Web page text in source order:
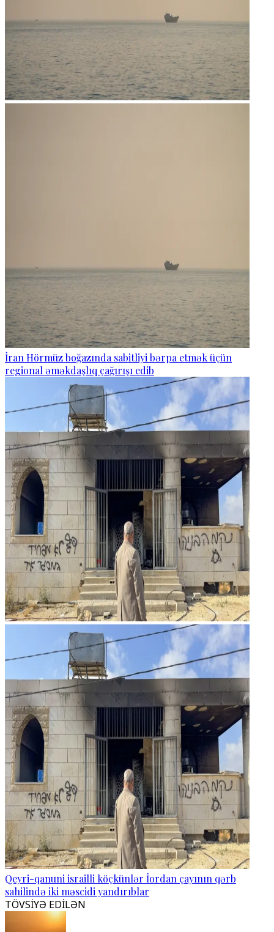
İran Hörmüz boğazında sabitliyi bərpa etmək üçün
regional əməkdaşlıq çağırışı edib
Qeyri-qanuni israilli köçkünlər İordan çayının qərb
sahilində iki məscidi yandırıblar
TÖVSİYƏ EDİLƏN